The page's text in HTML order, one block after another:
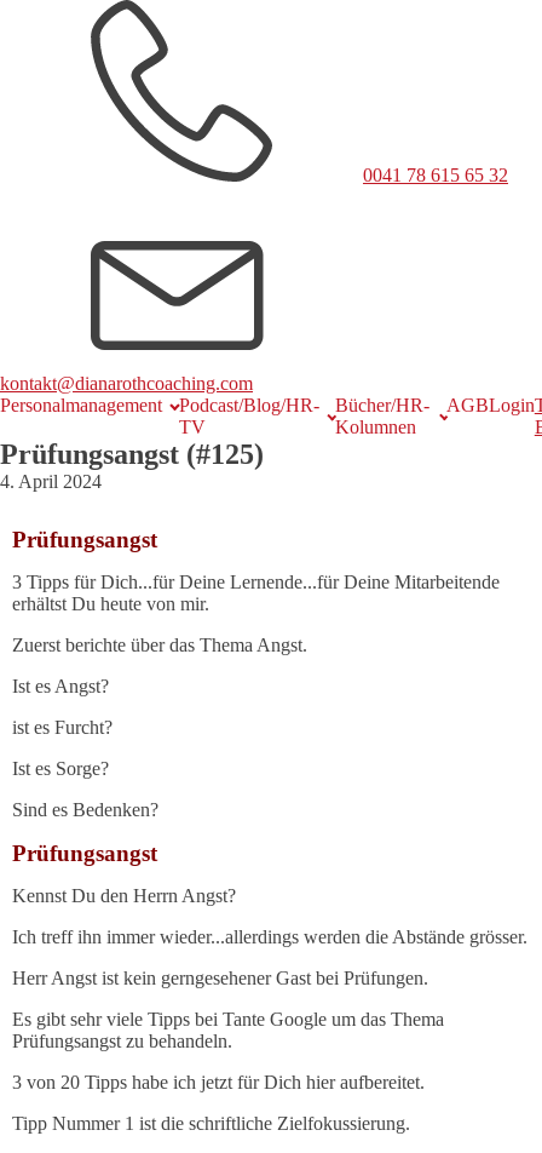
0041 78 615 65 32
kontakt@dianarothcoaching.com
Personalmanagement
Podcast/Blog/HR-
TV
Bücher/HR-
Kolumnen
AGBLogin
Prüfungsangst (#125)
4. April 2024
Prüfungsangst
3 Tipps für Dich...für Deine Lernende...für Deine Mitarbeitende
erhältst Du heute von mir.
Zuerst berichte über das Thema Angst.
Ist es Angst?
ist es Furcht?
Ist es Sorge?
Sind es Bedenken?
Prüfungsangst
Kennst Du den Herrn Angst?
Ich treff ihn immer wieder...allerdings werden die Abstände grösser.
Herr Angst ist kein gerngesehener Gast bei Prüfungen.
Es gibt sehr viele Tipps bei Tante Google um das Thema
Prüfungsangst zu behandeln.
3 von 20 Tipps habe ich jetzt für Dich hier aufbereitet.
Tipp Nummer 1 ist die schriftliche Zielfokussierung.